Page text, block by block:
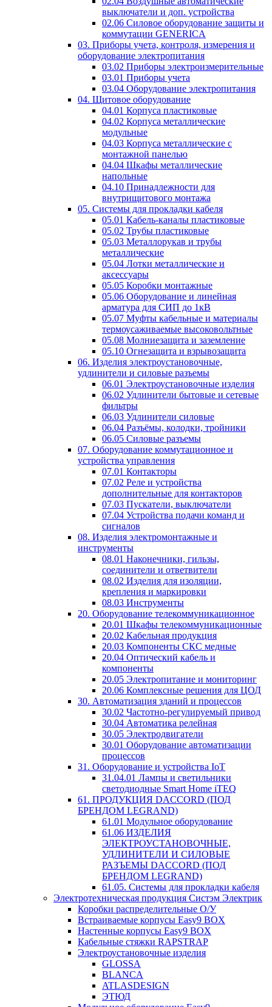
выключатели и доп. устройства
02.06 Силовое оборудование защиты и
коммутации GENERICA
03. Приборы учета, контроля, измерения и
оборудование электропитания
03.02 Приборы электроизмерительные
03.01 Приборы учета
03.04 Оборудование электропитания
04. Щитовое оборудование
04.01 Корпуса пластиковые
04.02 Корпуса металлические
модульные
04.03 Корпуса металлические с
монтажной панелью
04.04 Шкафы металлические
напольные
04.10 Принадлежности для
внутрищитового монтажа
05. Системы для прокладки кабеля
05.01 Кабель-каналы пластиковые
05.02 Трубы пластиковые
05.03 Металлорукав и трубы
металлические
05.04 Лотки металлические и
аксессуары
05.05 Коробки монтажные
05.06 Оборудование и линейная
арматура для СИП до 1кВ
05.07 Муфты кабельные и материалы
термоусаживаемые высоковольтные
05.08 Молниезащита и заземление
05.10 Огнезащита и взрывозащита
06. Изделия электроустановочные,
удлинители и силовые разъемы
06.01 Электроустановочные изделия
06.02 Удлинители бытовые и сетевые
фильтры
06.03 Удлинители силовые
06.04 Разъёмы, колодки, тройники
06.05 Силовые разъемы
07. Оборудование коммутационное и
устройства управления
07.01 Контакторы
07.02 Реле и устройства
дополнительные для контакторов
07.03 Пускатели, выключатели
07.04 Устройства подачи команд и
сигналов
08. Изделия электромонтажные и
инструменты
08.01 Наконечники, гильзы,
соединители и ответвители
08.02 Изделия для изоляции,
крепления и маркировки
08.03 Инструменты
20. Оборудование телекоммуникационное
20.01 Шкафы телекоммуникационные
20.02 Кабельная продукция
20.03 Компоненты СКС медные
20.04 Оптический кабель и
компоненты
20.05 Электропитание и мониторинг
20.06 Комплексные решения для ЦОД
30. Автоматизация зданий и процессов
30.02 Частотно-регулируемый привод
30.04 Автоматика релейная
30.05 Электродвигатели
30.01 Оборудование автоматизации
процессов
31. Оборудование и устройства IoT
31.04.01 Лампы и светильники
светодиодные Smart Home iTEQ
61. ПРОДУКЦИЯ DACCORD (ПОД
БРЕНДОМ LEGRAND)
61.01 Модульное оборудование
61.06 ИЗДЕЛИЯ
ЭЛЕКТРОУСТАНОВОЧНЫЕ,
УДЛИНИТЕЛИ И СИЛОВЫЕ
РАЗЪЕМЫ DACCORD (ПОД
БРЕНДОМ LEGRAND)
61.05. Системы для прокладки кабеля
Электротехническая продукция Систэм Электрик
Коробки распределительные О/У
Встраиваемые корпусы Easy9 BOX
Настенные корпусы Easy9 BOX
Кабельные стяжки RAPSTRAP
Электроустановочные изделия
GLOSSA
BLANCA
ATLASDESIGN
ЭТЮД